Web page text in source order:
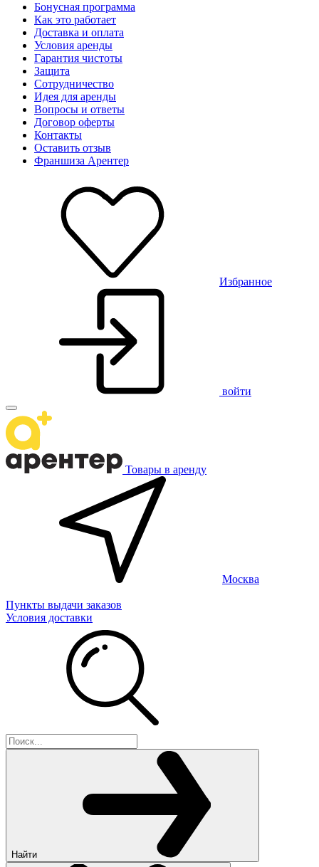
Бонусная программа
Как это работает
Доставка и оплата
Условия аренды
Гарантия чистоты
Защита
Сотрудничество
Идея для аренды
Вопросы и ответы
Договор оферты
Контакты
Оставить отзыв
Франшиза Арентер
Избранное
войти
Товары в аренду
Москва
Пункты выдачи заказов
Условия доставки
Найти